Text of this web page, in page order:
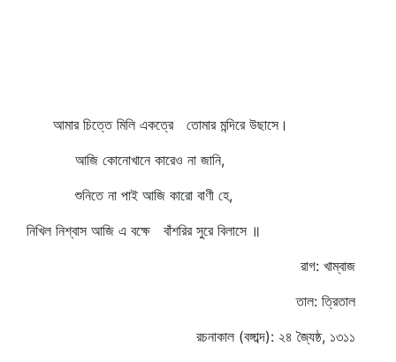
আমার চিত্তে মিলি একত্রে তোমার মন্দিরে উছাসে।
আজি কোনোখানে কারেও না জানি,
শুনিতে না পাই আজি কারো বাণী হে,
নিখিল নিশ্বাস আজি এ বক্ষে বাঁশরির সুরে বিলাসে ॥
রাগ: খাম্বাজ
তাল: ত্রিতাল
রচনাকাল (বঙ্গাব্দ): ২৪ জ্যৈষ্ঠ, ১৩১১